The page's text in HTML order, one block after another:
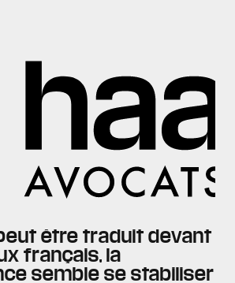
être traduit devant
français, la
semble se stabiliser